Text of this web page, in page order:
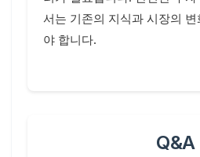
서는 기존의 지식과 시장의
야 합니다.
Q&A